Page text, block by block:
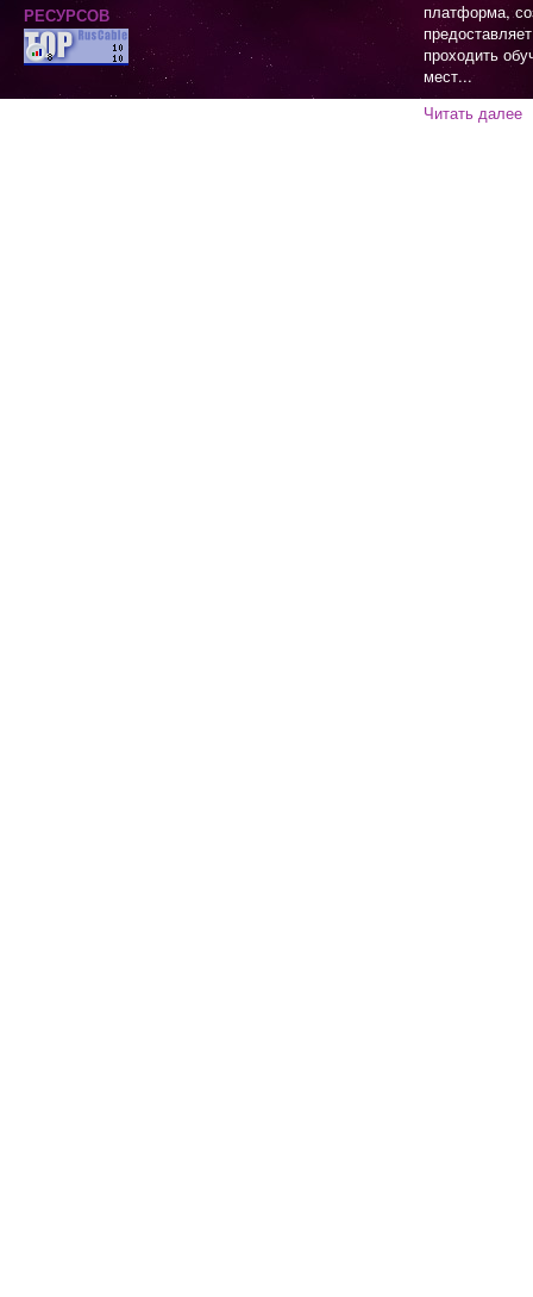
платформа,
проходить
мест...
Читать далее